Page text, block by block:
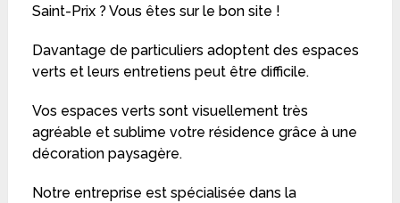
Saint-Prix ? Vous êtes sur le bon site !
Davantage de particuliers adoptent des espaces
verts et leurs entretiens peut être difficile.
Vos espaces verts sont visuellement très
agréable et sublime votre résidence grâce à une
décoration paysagère.
Notre entreprise est spécialisée dans la